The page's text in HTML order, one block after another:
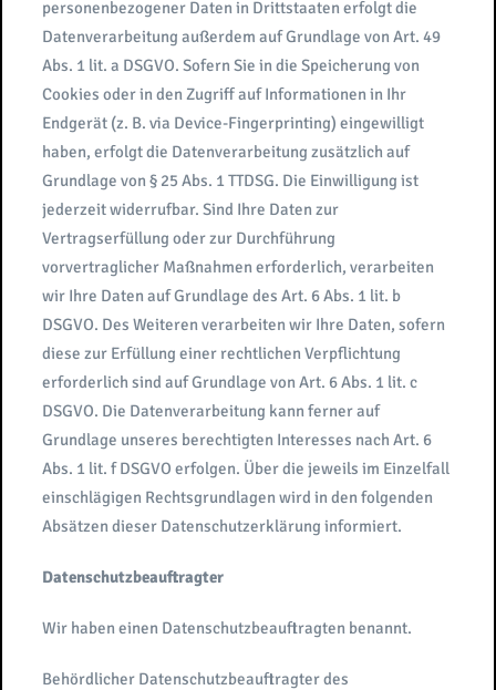
personenbezogener Daten in Drittstaaten erfolgt die
Datenverarbeitung außerdem auf Grundlage von Art. 49
Abs. 1 lit. a DSGVO. Sofern Sie in die Speicherung von
Cookies oder in den Zugriff auf Informationen in Ihr
Endgerät (z. B. via Device-Fingerprinting) eingewilligt
haben, erfolgt die Datenverarbeitung zusätzlich auf
Grundlage von § 25 Abs. 1 TTDSG. Die Einwilligung ist
jederzeit widerrufbar. Sind Ihre Daten zur
Vertragserfüllung oder zur Durchführung
vorvertraglicher Maßnahmen erforderlich, verarbeiten
wir Ihre Daten auf Grundlage des Art. 6 Abs. 1 lit. b
DSGVO. Des Weiteren verarbeiten wir Ihre Daten, sofern
diese zur Erfüllung einer rechtlichen Verpflichtung
erforderlich sind auf Grundlage von Art. 6 Abs. 1 lit. c
DSGVO. Die Datenverarbeitung kann ferner auf
Grundlage unseres berechtigten Interesses nach Art. 6
Abs. 1 lit. f DSGVO erfolgen. Über die jeweils im Einzelfall
einschlägigen Rechtsgrundlagen wird in den folgenden
Absätzen dieser Datenschutzerklärung informiert.
Datenschutzbeauftragter
Wir haben einen Datenschutzbeauftragten benannt.
Behördlicher Datenschutzbeauftragter des